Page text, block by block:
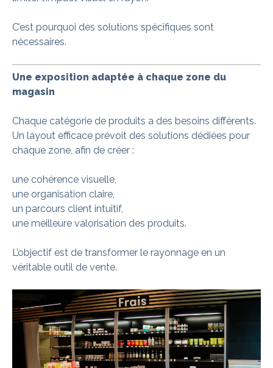
C’est pourquoi des solutions spécifiques sont
nécessaires.
Une exposition adaptée à chaque zone du
magasin
Chaque catégorie de produits a des besoins différents.
Un layout efficace prévoit des solutions dédiées pour
chaque zone, afin de créer :
une cohérence visuelle,
une organisation claire,
un parcours client intuitif,
une meilleure valorisation des produits.
L’objectif est de transformer le rayonnage en un
véritable outil de vente.